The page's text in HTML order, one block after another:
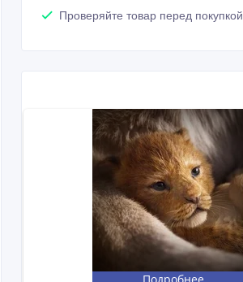
Проверяйте товар перед покупкой